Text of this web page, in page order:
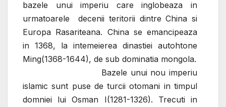
bazele unui imperiu care inglobeaza in
urmatoarele decenii teritorii dintre China si
Europa Rasariteana. China se emancipeaza
in 1368, la intemeierea dinastiei autohtone
Ming(1368-1644), de sub dominatia mongola.
Bazele unui nou imperiu
islamic sunt puse de turcii otomani in timpul
domniei lui Osman I(1281-1326). Trecuti in